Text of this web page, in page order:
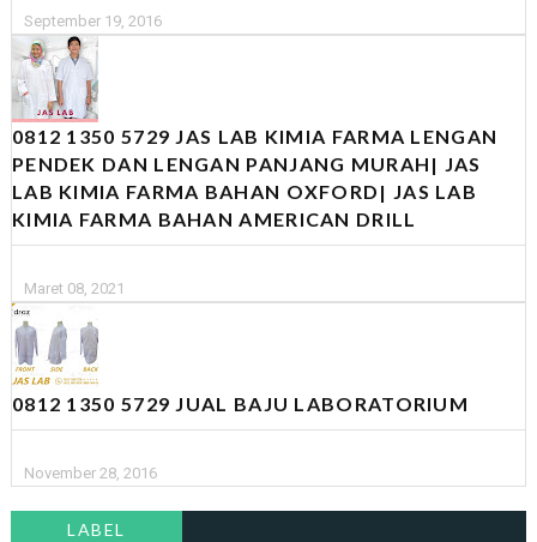
September 19, 2016
0812 1350 5729 JAS LAB KIMIA FARMA LENGAN
PENDEK DAN LENGAN PANJANG MURAH| JAS
LAB KIMIA FARMA BAHAN OXFORD| JAS LAB
KIMIA FARMA BAHAN AMERICAN DRILL
Maret 08, 2021
0812 1350 5729 JUAL BAJU LABORATORIUM
November 28, 2016
LABEL